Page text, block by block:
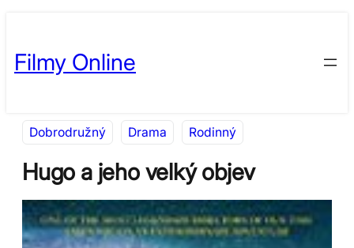
obsah
content
Filmy Online
Dobrodružný Drama Rodinný
Hugo a jeho velký objev